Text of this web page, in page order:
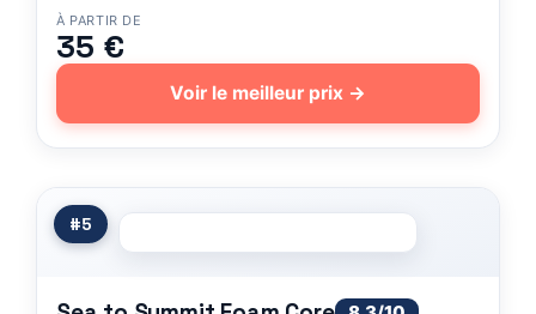
À PARTIR DE
35 €
Voir le meilleur prix →
#5